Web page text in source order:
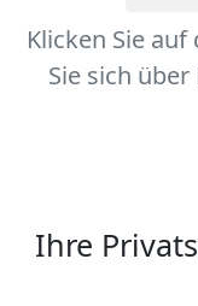
Klicken Sie
Sie sich
Ihre